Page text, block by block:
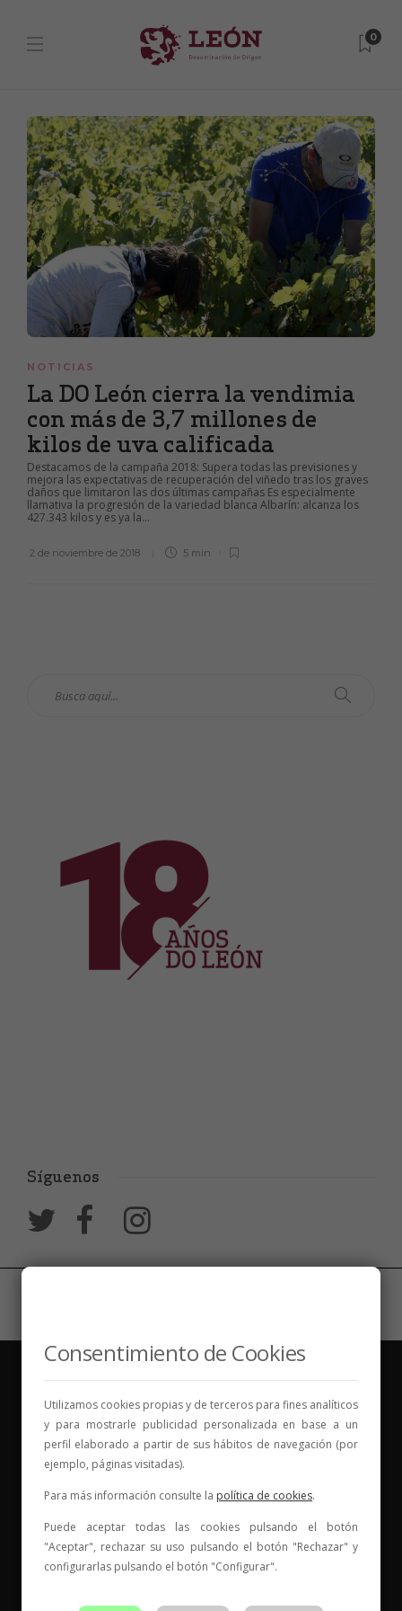
0
NOTICIAS
La DO León cierra la vendimia
con más de 3,7 millones de
kilos de uva calificada
Destacamos de la campaña 2018: Supera todas las previsiones y
mejora las expectativas de recuperación del viñedo tras los graves
daños que limitaron las dos últimas campañas Es especialmente
llamativa la progresión de la variedad blanca Albarín: alcanza los
427.343 kilos y es ya la...
2 de noviembre de 2018 5 min
Síguenos
Vinos para compartir historias
Elige tu vino, con quién compartirlo y comienza una
nueva historia.
* Web con contenido para mayores de 18 años
Consentimiento de Cookies
Utilizamos cookies propias y de terceros para fines analíticos
y para mostrarle publicidad personalizada en base a un
perfil elaborado a partir de sus hábitos de navegación (por
ejemplo, páginas visitadas).
Para más información consulte la política de cookies.
Puede aceptar todas las cookies pulsando el botón
"Aceptar", rechazar su uso pulsando el botón "Rechazar" y
configurarlas pulsando el botón "Configurar".